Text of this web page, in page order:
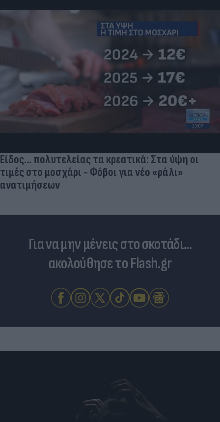
Είδος... πολυτελείας τα κρεατικά: Στα ύψη οι
τιμές στο μοσχάρι - Φόβοι για νέο «ράλι»
ανατιμήσεων
Για να μην μένεις στο σκοτάδι...
ακολούθησε το Flash.gr